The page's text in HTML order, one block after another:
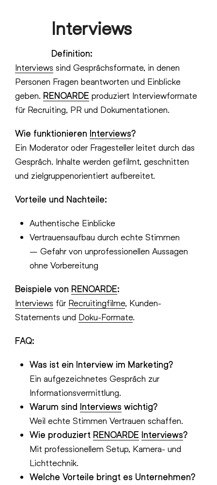
menu
menu
Interviews
Definition:
Interviews sind Gesprächsformate, in denen
Personen Fragen beantworten und Einblicke
geben. RENOARDE produziert Interviewformate
für Recruiting, PR und Dokumentationen.
Wie funktionieren Interviews?
Ein Moderator oder Fragesteller leitet durch das
Gespräch. Inhalte werden gefilmt, geschnitten
und zielgruppenorientiert aufbereitet.
Vorteile und Nachteile:
Authentische Einblicke
Vertrauensaufbau durch echte Stimmen
– Gefahr von unprofessionellen Aussagen
ohne Vorbereitung
Beispiele von RENOARDE:
Interviews für Recruitingfilme, Kunden-
Statements und Doku-Formate.
FAQ:
Was ist ein Interview im Marketing?
Ein aufgezeichnetes Gespräch zur
Informationsvermittlung.
Warum sind Interviews wichtig?
Weil echte Stimmen Vertrauen schaffen.
Wie produziert RENOARDE Interviews?
Mit professionellem Setup, Kamera- und
Lichttechnik.
Welche Vorteile bringt es Unternehmen?